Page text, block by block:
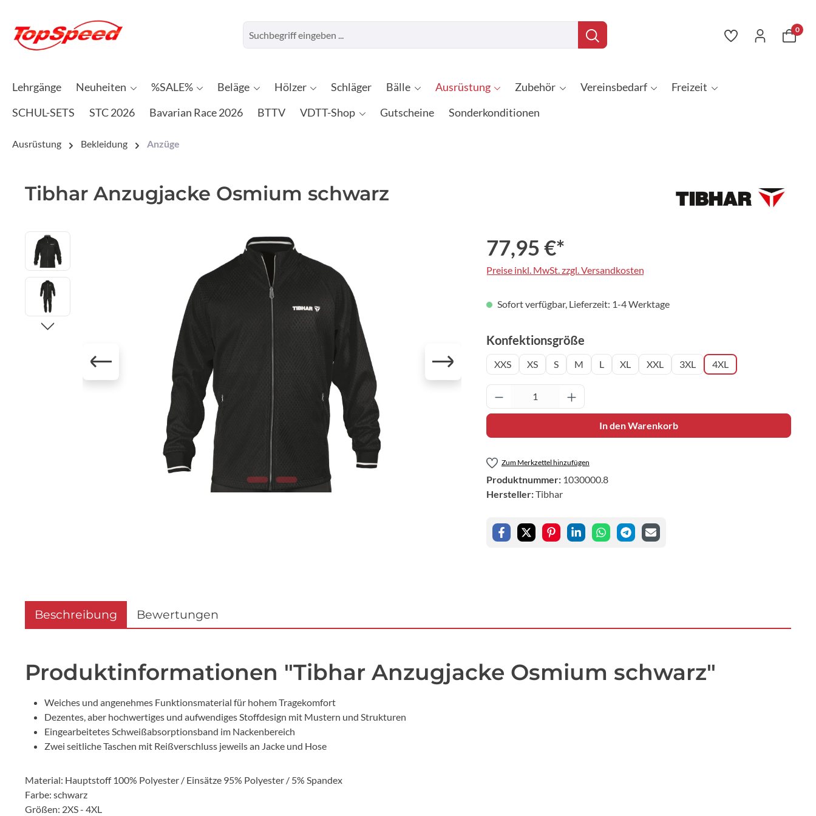
0
Lehrgänge Neuheiten %SALE% Beläge Hölzer Schläger Bälle Ausrüstung Zubehör Vereinsbedarf
Freizeit
SCHUL-SETS
STC 2026 Bavarian Race 2026 BTTV VDTT-Shop Gutscheine Sonderkonditionen
Ausrüstung Bekleidung Anzüge
Tibhar Anzugjacke Osmium schwarz
Bildergalerie überspringen 77,95 €*
Preise inkl. MwSt. zzgl. Versandkosten
Sofort verfügbar, Lieferzeit: 1-4 Werktage
Konfektionsgrößeauswählen
XXS XS S M L XL XXL 3XL 4XL
Produkt Anzahl: Gib den gewünschten Wert ein
In den Warenkorb
Zum Merkzettel hinzufügen
Produktnummer: 1030000.8
Hersteller:Tibhar
Beschreibung Bewertungen
Produktinformationen "Tibhar Anzugjacke Osmium schwarz"
Weiches und angenehmes Funktionsmaterial für hohem Tragekomfort
Dezentes, aber hochwertiges und aufwendiges Stoffdesign mit Mustern und Strukturen
Eingearbeitetes Schweißabsorptionsband im Nackenbereich
Zwei seitliche Taschen mit Reißverschluss jeweils an Jacke und Hose
Material: Hauptstoff 100% Polyester / Einsätze 95% Polyester / 5% Spandex
Farbe: schwarz
Größen: 2XS - 4XL